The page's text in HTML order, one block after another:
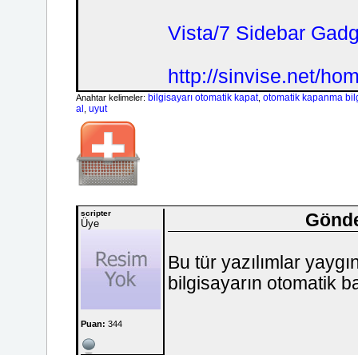
Vista/7 Sidebar
http://sinvise.net/
Anahtar kelimeler: bilgisayarı otomatik kapat, otomatik kapanma
al
uyut
scripter
Üye
Puan: 344
Bu tür yazılımlar
bilgisayarın otomatik